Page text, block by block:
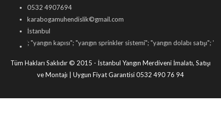
0532 4907694
karabogamuhendislik©gmail.com
İstanbul
yangın kapısı"; "yangın sprinkler sistemi"; "yangın dolabı satışı"; " yangın
Tüm Hakları Saklıdır © 2015 - İstanbul Yangın Merdiveni İmalatı, Satışı
ve Montajı | Uygun Fiyat Garantisi 0532 490 76 94